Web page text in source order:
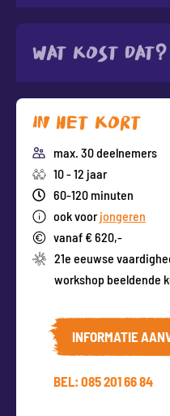
Wat kost dat?
In het kort
max. 30 deelnemers
10 - 12 jaar
60-120 minuten
ook voorjongeren
vanaf € 620,-
21e eeuwse
workshop beeldende
INFORMATIE
BEL: 085 201 66 84